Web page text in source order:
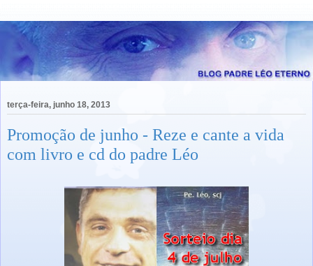
terça-feira, junho 18, 2013
Promoção de junho - Reze e cante a vida
com livro e cd do padre Léo